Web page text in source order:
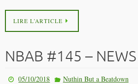
LIRE L’ARTICLE
NBAB #145 – NEWS
05/10/2018 Nuthin But a Beatdown